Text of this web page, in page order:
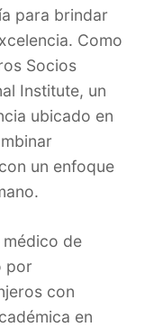
para brindar
Como
Socios
Institute, un
ubicado en
un enfoque
de
por
con
en